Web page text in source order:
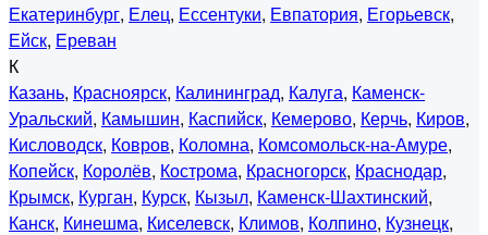
Екатеринбург, Елец, Ессентуки, Евпатория, Егорьевск,
Ейск, Ереван
К
Казань, Красноярск, Калининград, Калуга, Каменск-
Уральский, Камышин, Каспийск, Кемерово, Керчь, Киров,
Кисловодск, Ковров, Коломна, Комсомольск-на-Амуре,
Копейск, Королёв, Кострома, Красногорск, Краснодар,
Крымск, Курган, Курск, Кызыл, Каменск-Шахтинский,
Канск, Кинешма, Киселевск, Климов, Колпино, Кузнецк,